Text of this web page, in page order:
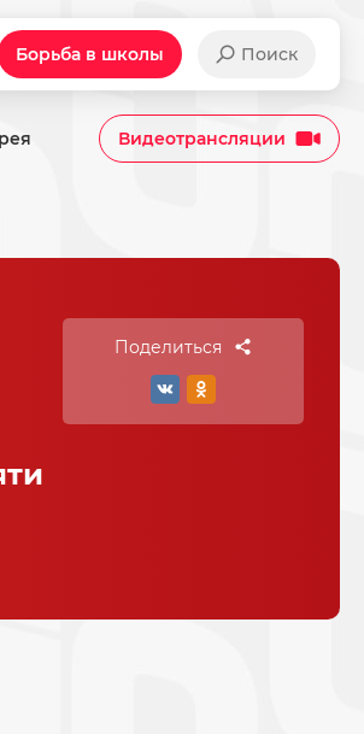
Борьба в школы Поиск
Видеотрансляции
Поделиться